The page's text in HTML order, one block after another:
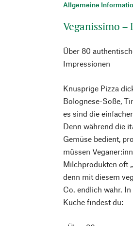
Allgemeine
Veganissimo –
Über 80
Impressionen
Knusprige Pizza
Bolognese-Soße,
es sind die
Denn während die
Gemüse bedient,
müssen
Milchprodukten oft
denn mit diesem
Co. endlich wahr.
Küche findest du: